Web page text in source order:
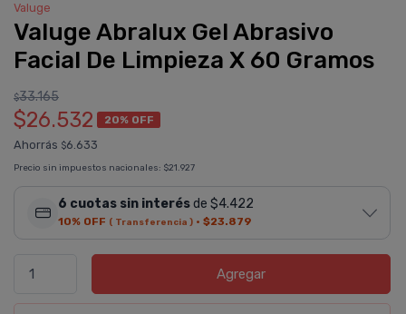
Valuge
Valuge Abralux Gel Abrasivo
Facial De Limpieza X 60 Gramos
$33.165
$26.532 20% OFF
Ahorrás $6.633
Precio sin impuestos nacionales: $21.927
6 cuotas sin interésde $4.422
10% OFF ( Transferencia ) · $23.879
Agregar